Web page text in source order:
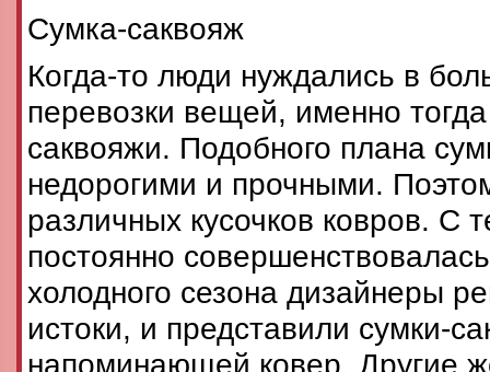
Сумка-саквояж
Когда-то люди нуждались в
перевозки вещей, именно
саквояжи. Подобного плана
недорогими и прочными.
различных кусочков ковров. С
постоянно
холодного сезона дизайнеры
истоки, и представили сумки-
напоминающей ковер. Другие